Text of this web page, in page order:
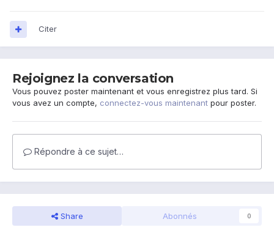
Citer
Rejoignez la conversation
Vous pouvez poster maintenant et vous enregistrez plus tard. Si
vous avez un compte, connectez-vous maintenant pour poster.
Répondre à ce sujet…
Share Abonnés 0